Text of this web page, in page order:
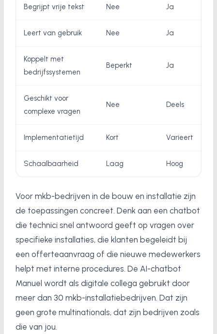
Begrijpt vrije tekst Nee Ja
Leert van gebruik Nee Ja
Koppelt met
bedrijfssystemen
Beperkt Ja
Geschikt voor
complexe vragen
Nee Deels
Implementatietijd Kort Varieert
Schaalbaarheid Laag Hoog
Voor mkb-bedrijven in de bouw en installatie zijn
de toepassingen concreet. Denk aan een chatbot
die technici snel antwoord geeft op vragen over
specifieke installaties, die klanten begeleidt bij
een offerteaanvraag of die nieuwe medewerkers
helpt met interne procedures. De AI-chatbot
Manuel wordt als digitale collega gebruikt door
meer dan 30 mkb-installatiebedrijven. Dat zijn
geen grote multinationals, dat zijn bedrijven zoals
die van jou.